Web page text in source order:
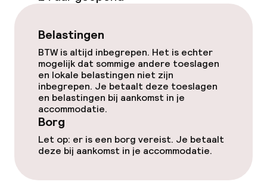
Entertainment
Gratis wifi
Tuin
Terras
Zonneterras
Eet- en drinkgelegenheden
Belastingen
BTW is altijd inbegrepen. Het is echter
mogelijk dat sommige andere toeslagen
en lokale belastingen niet zijn
inbegrepen. Je betaalt deze toeslagen
en belastingen bij aankomst in je
accommodatie.
Borg
Let op: er is een borg vereist. Je betaalt
deze bij aankomst in je accommodatie.